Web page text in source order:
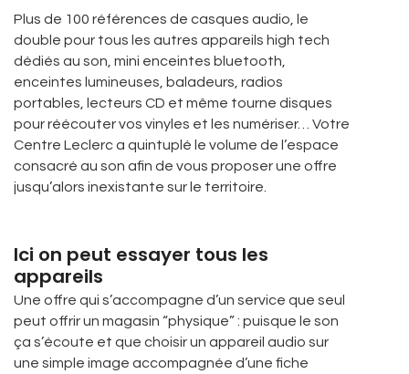
Plus de 100 références de casques audio, le
double pour tous les autres appareils high tech
dédiés au son, mini enceintes bluetooth,
enceintes lumineuses, baladeurs, radios
portables, lecteurs CD et même tourne disques
pour réécouter vos vinyles et les numériser… Votre
Centre Leclerc a quintuplé le volume de l’espace
consacré au son afin de vous proposer une offre
jusqu’alors inexistante sur le territoire.
Ici on peut essayer tous les
appareils
Une offre qui s’accompagne d’un service que seul
peut offrir un magasin “physique” : puisque le son
ça s’écoute et que choisir un appareil audio sur
une simple image accompagnée d’une fiche